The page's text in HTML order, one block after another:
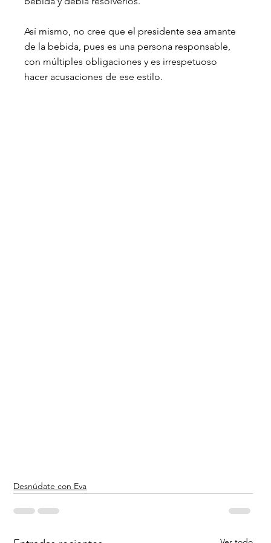
Así mismo, no cree que el presidente sea amante
de la bebida, pues es una persona responsable,
con múltiples obligaciones y es irrespetuoso
hacer acusaciones de ese estilo.
Desnúdate con Eva